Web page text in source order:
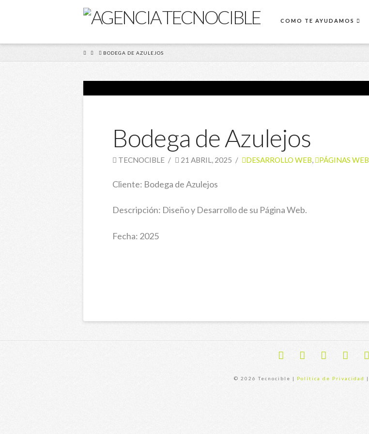
COMO TE AYUDAMOS
HOME BODEGA DE AZULEJOS
Bodega de Azulejos
TECNOCIBLE 21 ABRIL, 2025 DESARROLLO WEB, PÁGINAS WEB
Cliente: Bodega de Azulejos
Descripción: Diseño y Desarrollo de su Página Web.
Fecha: 2025
© 2026 Tecnocible | Política de Privacidad |